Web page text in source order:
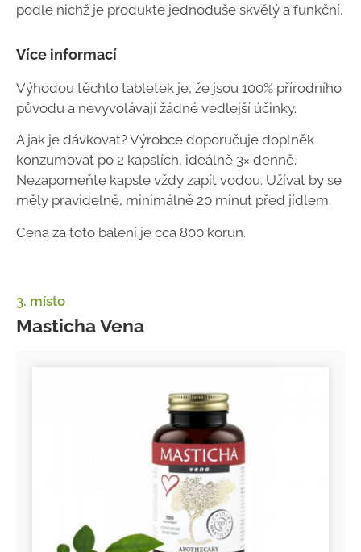
podle nichž je produkte jednoduše skvělý a funkční.
Více informací
Výhodou těchto tabletek je, že jsou 100% přírodního
původu a nevyvolávají žádné vedlejší účinky.
A jak je dávkovat? Výrobce doporučuje doplněk
konzumovat po 2 kapslích, ideálně 3× denně.
Nezapomeňte kapsle vždy zapít vodou. Užívat by se
měly pravidelně, minimálně 20 minut před jídlem.
Cena za toto balení je cca 800 korun.
3. místo
Masticha Vena